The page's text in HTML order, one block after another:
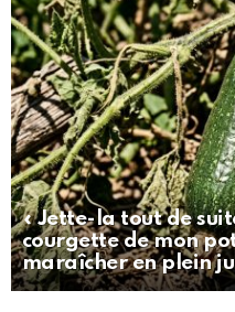
« Jette-la tout de
courgette de mon
maraîcher en plein